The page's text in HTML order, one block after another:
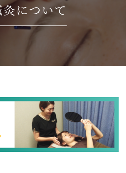
について